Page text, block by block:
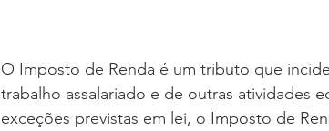
O Imposto de Renda é um tributo que
trabalho assalariado e de outras atividades
exceções previstas em lei, o Imposto de